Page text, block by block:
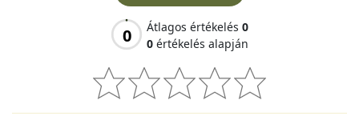
0 Átlagos értékelés 0
0 értékelés alapján